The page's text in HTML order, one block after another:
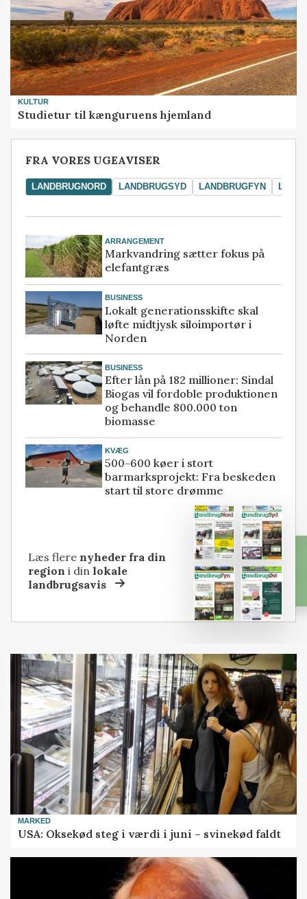
KULTUR
Studietur til kænguruens hjemland
FRA VORES UGEAVISER
LANDBRUGNORD LANDBRUGSYD LANDBRUGFYN
ARRANGEMENT
Markvandring sætter fokus på
elefantgræs
BUSINESS
Lokalt generationsskifte skal
løfte midtjysk siloimportør i
Norden
BUSINESS
Efter lån på 182 millioner: Sindal
Biogas vil fordoble produktionen
og behandle 800.000 ton
biomasse
KVÆG
500-600 køer i stort
barmarksprojekt: Fra beskeden
start til store drømme
Læs flere nyheder fra din
region i dinlokale
landbrugsavis
MARKED
USA: Oksekød steg i værdi i juni – svinekød faldt